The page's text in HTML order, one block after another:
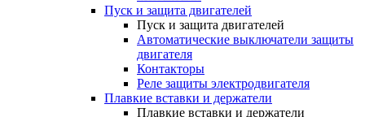
Пуск и защита двигателей
Пуск и защита двигателей
Автоматические выключатели защиты
двигателя
Контакторы
Реле защиты электродвигателя
Плавкие вставки и держатели
Плавкие вставки и держатели